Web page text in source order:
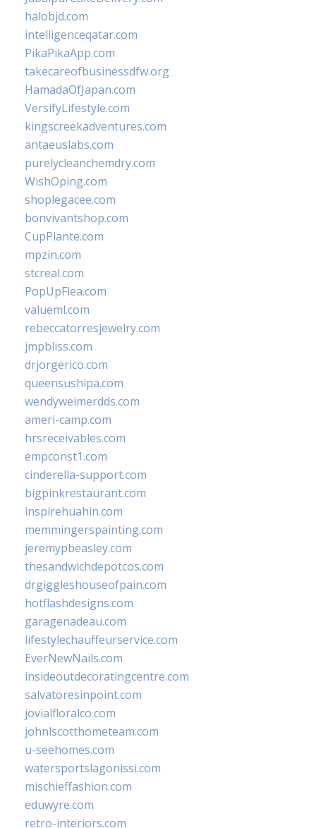
halobjd.com
intelligenceqatar.com
PikaPikaApp.com
takecareofbusinessdfw.org
HamadaOfJapan.com
VersifyLifestyle.com
kingscreekadventures.com
antaeuslabs.com
purelycleanchemdry.com
WishOping.com
shoplegacee.com
bonvivantshop.com
CupPlante.com
mpzin.com
stcreal.com
PopUpFlea.com
valueml.com
rebeccatorresjewelry.com
jmpbliss.com
drjorgerico.com
queensushipa.com
wendyweimerdds.com
ameri-camp.com
hrsreceivables.com
empconst1.com
cinderella-support.com
bigpinkrestaurant.com
inspirehuahin.com
memmingerspainting.com
jeremypbeasley.com
thesandwichdepotcos.com
drgiggleshouseofpain.com
hotflashdesigns.com
garagenadeau.com
lifestylechauffeurservice.com
EverNewNails.com
insideoutdecoratingcentre.com
salvatoresinpoint.com
jovialfloralco.com
johnlscotthometeam.com
u-seehomes.com
watersportslagonissi.com
mischieffashion.com
eduwyre.com
retro-interiors.com